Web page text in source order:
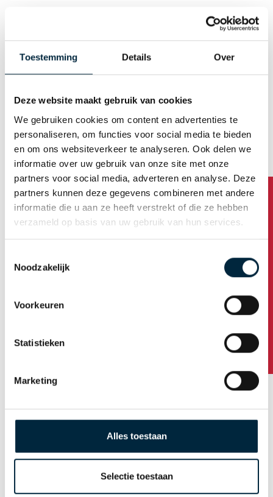
Toestemming Details Over
Deze website maakt gebruik van cookies
We gebruiken cookies om content en advertenties te
personaliseren, om functies voor social media te bieden
en om ons websiteverkeer te analyseren. Ook delen we
informatie over uw gebruik van onze site met onze
partners voor social media, adverteren en analyse. Deze
partners kunnen deze gegevens combineren met andere
informatie die u aan ze heeft verstrekt of die ze hebben
verzameld op basis van uw gebruik van hun services.
Noodzakelijk
Voorkeuren
Statistieken
Marketing
Alles toestaan
Selectie toestaan
Heeft u vragen?
E-mail (Gebruikersnaam)
Wachtwoord automatisch genereren
Bedrijfsadres
Bedrijfsnaam
Adres
Huisnummer / toevoeging
Plaats